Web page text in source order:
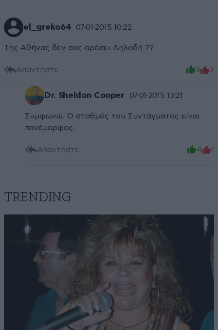
el_greko64 07·01·2015 10:22
Της Αθήνας δεν σας αρέσει Δηλαδή ??
Απαντήστε 3 2
Dr. Sheldon Cooper 07·01·2015 13:21
Συμφωνώ. O σταθμός του Συντάγματος είναι
πανέμορφος.
Απαντήστε 4 1
TRENDING